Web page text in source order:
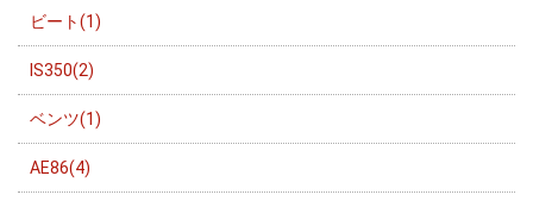
ビート(1)
IS350(2)
ベンツ(1)
AE86(4)